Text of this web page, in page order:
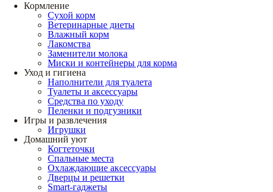
Кормление
Сухой корм
Ветеринарные диеты
Влажный корм
Лакомства
Заменители молока
Миски и контейнеры для корма
Уход и гигиена
Наполнители для туалета
Туалеты и аксессуары
Средства по уходу
Пеленки и подгузники
Игры и развлечения
Игрушки
Домашний уют
Когтеточки
Спальные места
Охлаждающие аксессуары
Дверцы и решетки
Smart-гаджеты